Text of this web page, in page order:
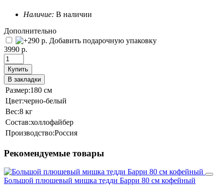
Наличие: В наличии
Дополнительно
Добавить подарочную упаковку
3990 р.
Купить
В закладки
Размер:180 см
Цвет:черно-белый
Вес:8 кг
Состав:холлофайбер
Производство:Россия
Рекомендуемые товары
Большой плюшевый мишка тедди Барри 80 см кофейный